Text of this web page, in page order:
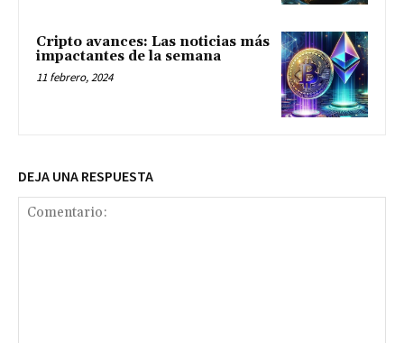
Cripto avances: Las noticias más
impactantes de la semana
11 febrero, 2024
DEJA UNA RESPUESTA